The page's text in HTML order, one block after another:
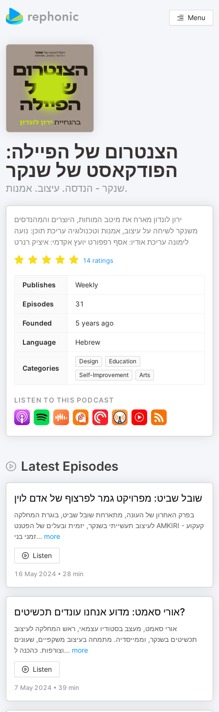
Menu
הצנטרום של הפיילה:
הפודקאסט של שנקר
שנקר - הנדסה. עיצוב. אמנות.
ירון לונדון מארח את מיטב המוחות, היוצרים והמהנדסים
משנקר לשיחה על עיצוב, אמנות וטכנולוגיה עריכת תוכן: נועה
לימונה עריכת אודיו: אסף רפפורט יועץ אקדמי: איציק רנרט
14 ratings
Publishes Weekly
Episodes 31
Founded 5 years ago
Language Hebrew
Categories
Design
Education
Self-Improvement
Arts
LISTEN TO THIS PODCAST
Latest Episodes
שובל שביט: מפרויקט גמר לפרצוף של אדם לוין
בפרק האחרון של העונה, מתארחת שובל שביט, בוגרת המחלקה
לעיצוב תעשייתי בשנקר, יזמית ובעלים של הפטנט AMKIRI - קעקוע
זמני בני... more
Listen
16 May 2024 • 28 min
אורי סאמט: מדוע אנחנו עונדים תכשיטים?
אורי סאמט, מעצב בסטודיו עצמאי, ראש המחלקה לעיצוב
תכשיטים בשנקר, וממייסדיה. מתמחה בעיצוב משקפיים, שעונים
וצורפות. כהכנה ל... more
Listen
7 May 2024 • 39 min